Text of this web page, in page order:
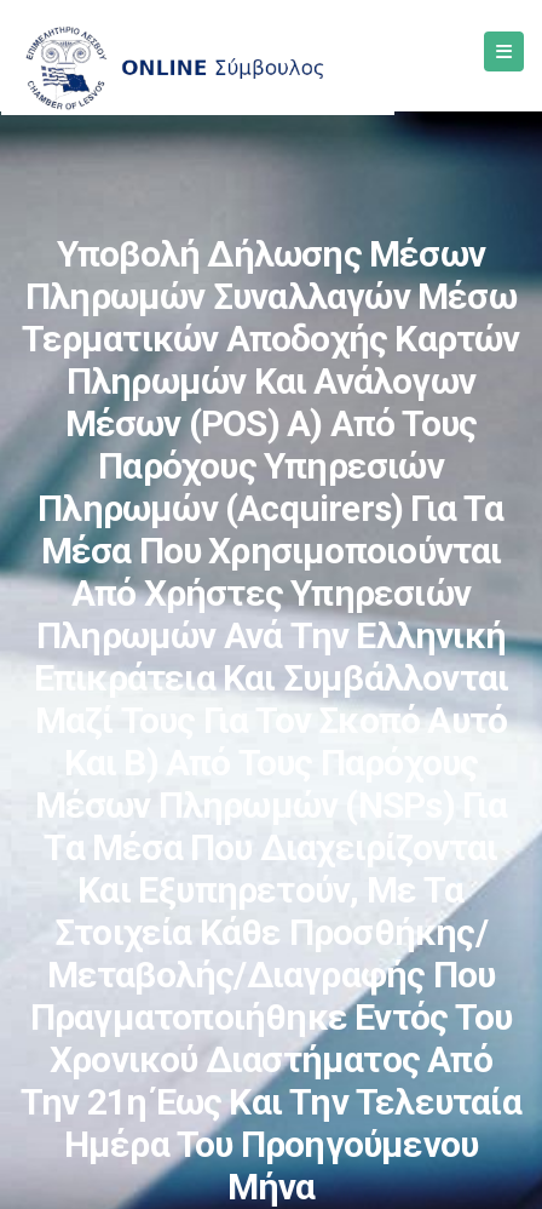
Υποβολή Δήλωσης Μέσων
Πληρωμών Συναλλαγών Μέσω
Τερματικών Αποδοχής Καρτών
Πληρωμών Και Ανάλογων
Μέσων (POS) Α) Από Τους
Παρόχους Υπηρεσιών
Πληρωμών (Acquirers) Για Τα
Μέσα Που Χρησιμοποιούνται
Από Χρήστες Υπηρεσιών
Πληρωμών Ανά Την Ελληνική
Επικράτεια Και Συμβάλλονται
Μαζί Τους Για Τον Σκοπό Αυτό
Μέσων Πληρωμών (NSPs) Για
Τα Μέσα Που Διαχειρίζονται
Και Εξυπηρετούν, Με Τα
Στοιχεία Κάθε Προσθήκης/
Μεταβολής/διαγραφής Που
Πραγματοποιήθηκε Εντός Του
Χρονικού Διαστήματος Από
Την 21η Έως Και Την Τελευταία
Ημέρα Του Προηγούμενου
Μήνα